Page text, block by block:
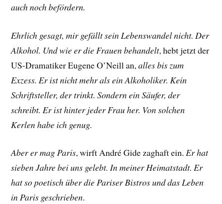
auch noch befördern.
Ehrlich gesagt, mir gefällt sein Lebenswandel nicht. Der
Alkohol. Und wie er die Frauen behandelt, hebt jetzt der
US-DramatikerEugene O’Neillan,alles bis zum
Exzess. Er ist nicht mehr als ein Alkoholiker. Kein
Schriftsteller, der trinkt. Sondern ein Säufer, der
schreibt. Er ist hinter jeder Frau her. Von solchen
Kerlen habe ich genug.
Aber er mag Paris, wirft André Gide zaghaft ein.Er hat
sieben Jahre bei uns gelebt. In meiner Heimatstadt. Er
hat so poetisch über die Pariser Bistros und das Leben
in Paris geschrieben.